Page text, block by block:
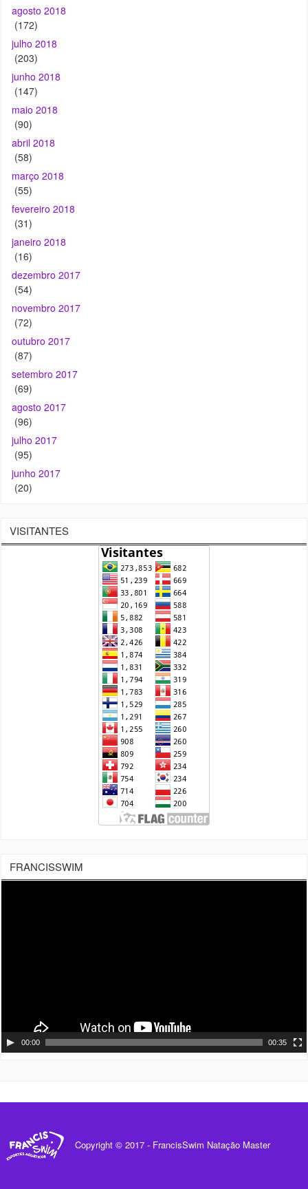
agosto 2018
(172)
julho 2018
(203)
junho 2018
(147)
maio 2018
(90)
abril 2018
(58)
março 2018
(55)
fevereiro 2018
(31)
janeiro 2018
(16)
dezembro 2017
(54)
novembro 2017
(72)
outubro 2017
(87)
setembro 2017
(69)
agosto 2017
(96)
julho 2017
(95)
junho 2017
(20)
VISITANTES
FRANCISSWIM
Tocador
00:00 00:35
Copyright © 2017 - FrancisSwim Natação Master